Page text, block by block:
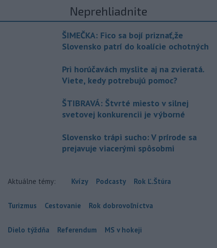
Neprehliadnite
ŠIMEČKA: Fico sa bojí priznať,že
Slovensko patrí do koalície ochotných
Pri horúčavách myslite aj na zvieratá.
Viete, kedy potrebujú pomoc?
ŠTIBRAVÁ: Štvrté miesto v silnej
svetovej konkurencii je výborné
Slovensko trápi sucho: V prírode sa
prejavuje viacerými spôsobmi
Aktuálne témy: Kvízy Podcasty Rok Ľ.Štúra
Turizmus Cestovanie Rok dobrovoľníctva
Dielo týždňa Referendum MS v hokeji